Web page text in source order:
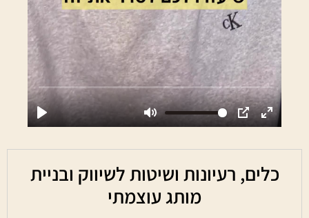
כלים, רעיונות ושיטות לשיווק ובניית
מותג עוצמתי